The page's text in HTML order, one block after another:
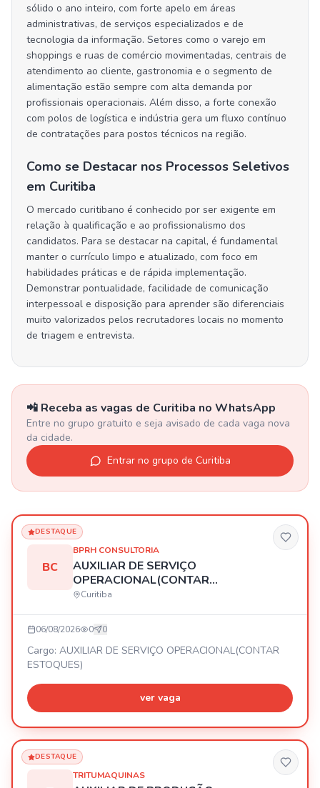
sólido o ano inteiro, com forte apelo em áreas
administrativas, de serviços especializados e de
tecnologia da informação. Setores como o varejo em
shoppings e ruas de comércio movimentadas, centrais de
atendimento ao cliente, gastronomia e o segmento de
alimentação estão sempre com alta demanda por
profissionais operacionais. Além disso, a forte conexão
com polos de logística e indústria gera um fluxo contínuo
de contratações para postos técnicos na região.
Como se Destacar nos Processos Seletivos
em Curitiba
O mercado curitibano é conhecido por ser exigente em
relação à qualificação e ao profissionalismo dos
candidatos. Para se destacar na capital, é fundamental
manter o currículo limpo e atualizado, com foco em
habilidades práticas e de rápida implementação.
Demonstrar pontualidade, facilidade de comunicação
interpessoal e disposição para aprender são diferenciais
muito valorizados pelos recrutadores locais no momento
de triagem e entrevista.
📲 Receba as vagas de Curitiba no WhatsApp
Entre no grupo gratuito e seja avisado de cada vaga nova
da cidade.
Entrar no grupo de Curitiba
DESTAQUE
BC
BPRH CONSULTORIA
AUXILIAR DE SERVIÇO
OPERACIONAL(CONTAR
ESTOQUES)
Curitiba
06/08/2026 0 0
Cargo: AUXILIAR DE SERVIÇO OPERACIONAL(CONTAR
ESTOQUES)
ver vaga
DESTAQUE
TRITUMAQUINAS